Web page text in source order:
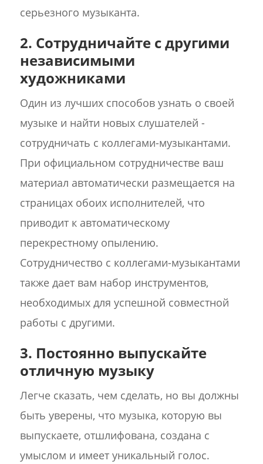
серьезного музыканта.
2. Сотрудничайте с другими
независимыми
художниками
Один из лучших способов узнать о своей
музыке и найти новых слушателей -
сотрудничать с коллегами-музыкантами.
При официальном сотрудничестве ваш
материал автоматически размещается на
страницах обоих исполнителей, что
приводит к автоматическому
перекрестному опылению.
Сотрудничество с коллегами-музыкантами
также дает вам набор инструментов,
необходимых для успешной совместной
работы с другими.
3. Постоянно выпускайте
отличную музыку
Легче сказать, чем сделать, но вы должны
быть уверены, что музыка, которую вы
выпускаете, отшлифована, создана с
умыслом и имеет уникальный голос.